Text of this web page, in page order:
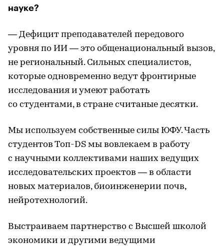
науке?
— Дефицит преподавателей передового
уровня по ИИ — это общенациональный вызов,
не региональный. Сильных специалистов,
которые одновременно ведут фронтирные
исследования и умеют работать
со студентами, в стране считаные десятки.
Мы используем собственные силы ЮФУ. Часть
студентов Топ-DS мы вовлекаем в работу
с научными коллективами наших ведущих
исследовательских проектов — в области
новых материалов, биоинженерии почв,
нейротехнологий.
Выстраиваем партнерство с Высшей школой
экономики и другими ведущими